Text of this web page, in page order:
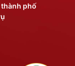
phố